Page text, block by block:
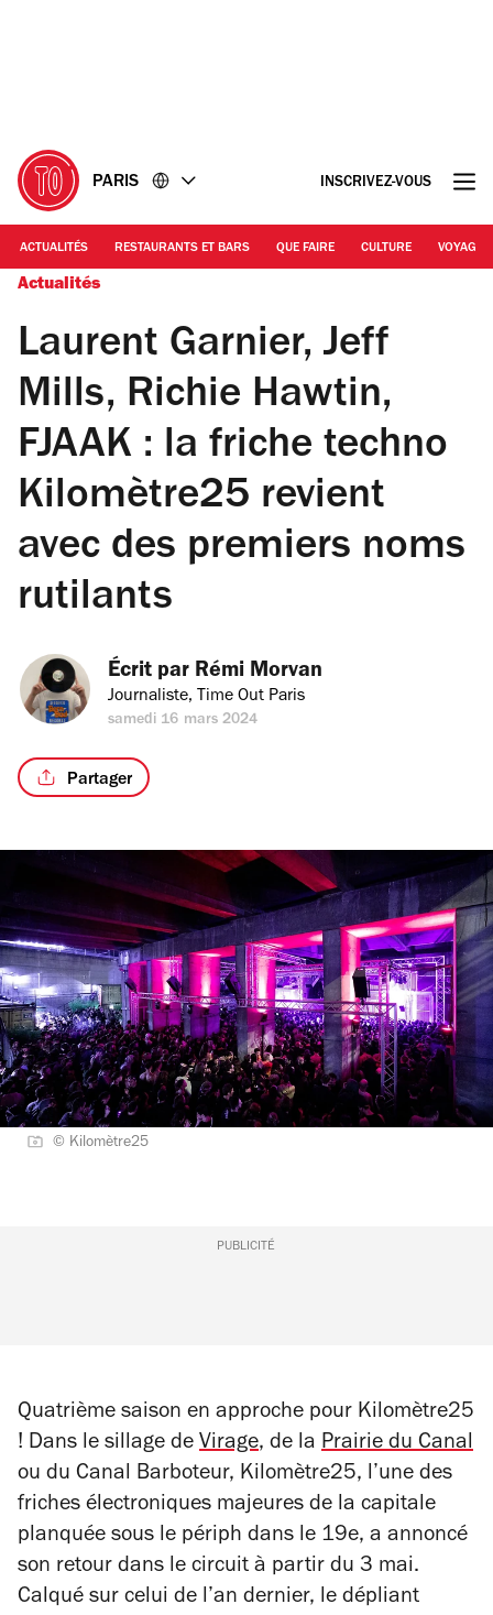
PARIS INSCRIVEZ-VOUS
ACTUALITÉS RESTAURANTS ET BARS QUE FAIRE CULTURE VOYAGE
Actualités
Laurent Garnier, Jeff
Mills, Richie Hawtin,
FJAAK : la friche techno
Kilomètre25 revient
avec des premiers noms
rutilants
Écrit par Rémi Morvan
Journaliste, Time Out Paris
samedi 16 mars 2024
Partager
© Kilomètre25
PUBLICITÉ
Quatrième saison en approche pour Kilomètre25
! Dans le sillage de Virage, de la Prairie du Canal
ou du Canal Barboteur, Kilomètre25, l’une des
friches électroniques majeures de la capitale
planquée sous le périph dans le 19e, a annoncé
son retour dans le circuit à partir du 3 mai.
Calqué sur celui de l’an dernier, le dépliant